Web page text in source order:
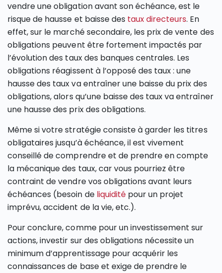
vendre une obligation avant son échéance, est le
risque de hausse et baisse des taux directeurs. En
effet, sur le marché secondaire, les prix de vente des
obligations peuvent être fortement impactés par
l’évolution des taux des banques centrales. Les
obligations réagissent à l’opposé des taux : une
hausse des taux va entraîner une baisse du prix des
obligations, alors qu’une baisse des taux va entraîner
une hausse des prix des obligations.
Même si votre stratégie consiste à garder les titres
obligataires jusqu’à échéance, il est vivement
conseillé de comprendre et de prendre en compte
la mécanique des taux, car vous pourriez être
contraint de vendre vos obligations avant leurs
échéances (besoin de liquiditépour un projet
imprévu, accident de la vie, etc.).
Pour conclure, comme pour un investissement sur
actions, investir sur des obligations nécessite un
minimum d’apprentissage pour acquérir les
connaissances de base et exige de prendre le